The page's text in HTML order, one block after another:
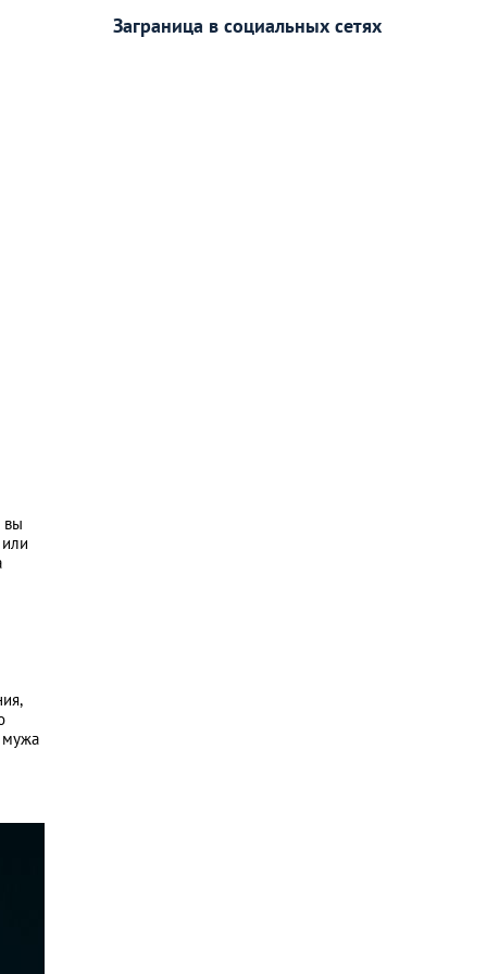
вы
мужа
Заграница в социальных сетях